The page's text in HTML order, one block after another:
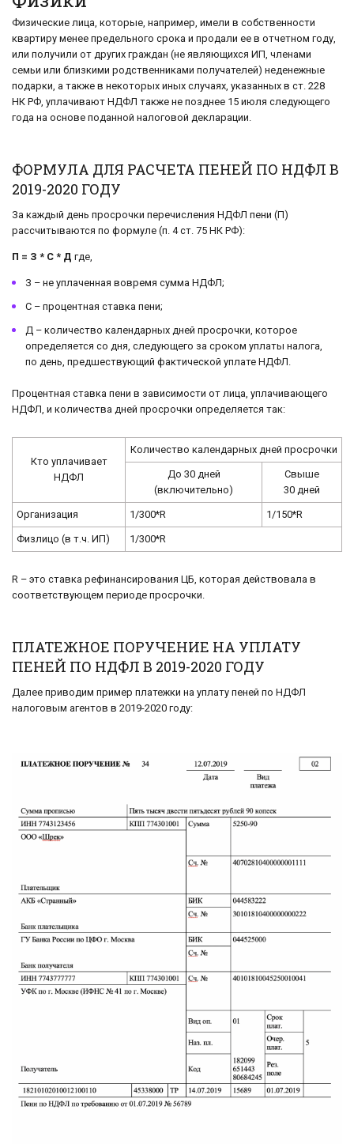
Физические лица, которые, например, имели в собственности
квартиру менее предельного срока и продали ее в отчетном году,
или получили от других граждан (не являющихся ИП, членами
семьи или близкими родственниками получателей) неденежные
подарки, а также в некоторых иных случаях, указанных в ст. 228
НК РФ, уплачивают НДФЛ также не позднее 15 июля следующего
года на основе поданной налоговой декларации.
ФОРМУЛА ДЛЯ РАСЧЕТА ПЕНЕЙ ПО НДФЛ В
2019-2020 ГОДУ
За каждый день просрочки перечисления НДФЛ пени (П)
рассчитываются по формуле (п. 4 ст. 75 НК РФ):
П = З * С * Д где,
З – не уплаченная вовремя сумма НДФЛ;
С – процентная ставка пени;
Д – количество календарных дней просрочки, которое
определяется со дня, следующего за сроком уплаты налога,
по день, предшествующий фактической уплате НДФЛ.
Процентная ставка пени в зависимости от лица, уплачивающего
НДФЛ, и количества дней просрочки определяется так:
Кто уплачивает
НДФЛ
Количество календарных дней просрочки
До 30 дней
(включительно)
Свыше
30 дней
Организация 1/300*R 1/150*R
Физлицо (в т.ч. ИП) 1/300*R
R – это ставка рефинансирования ЦБ, которая действовала в
соответствующем периоде просрочки.
ПЛАТЕЖНОЕ ПОРУЧЕНИЕ НА УПЛАТУ
ПЕНЕЙ ПО НДФЛ В 2019-2020 ГОДУ
Далее приводим пример платежки на уплату пеней по НДФЛ
налоговым агентов в 2019-2020 году: